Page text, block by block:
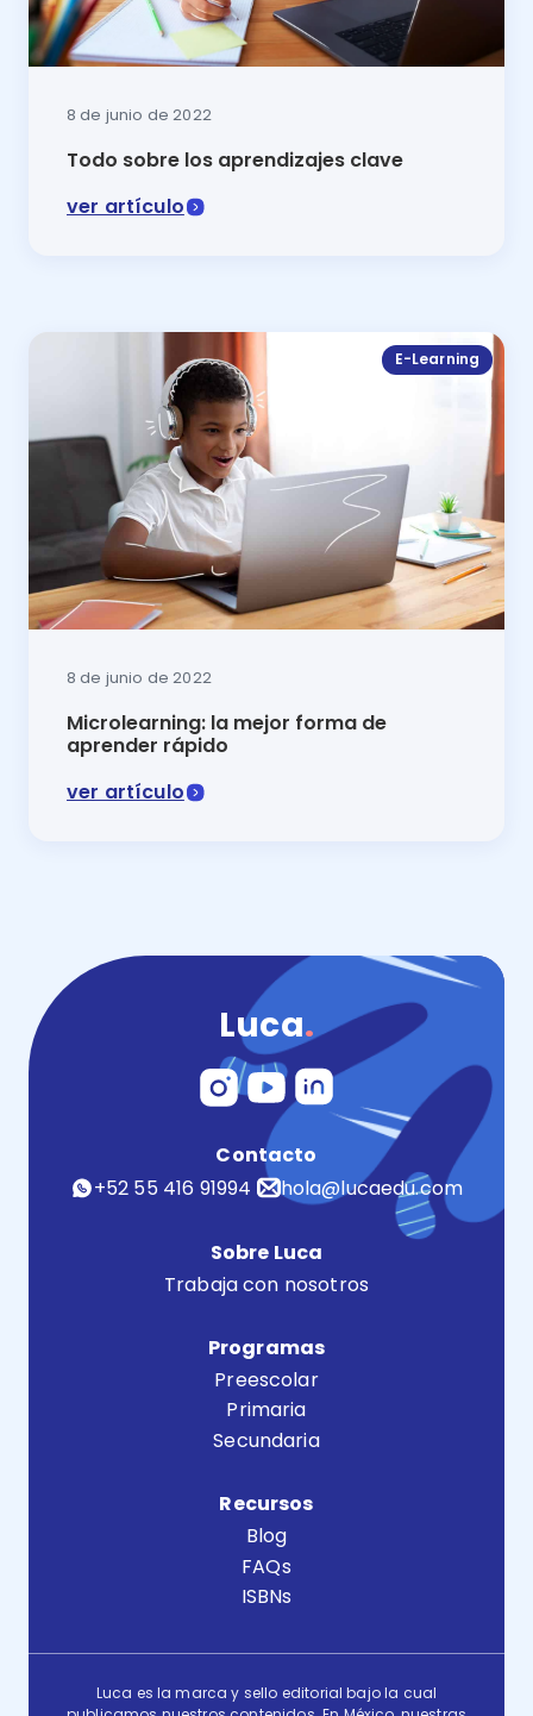
8 de junio de 2022
Todo sobre los aprendizajes clave
ver artículo
E-Learning
8 de junio de 2022
Microlearning: la mejor forma de
aprender rápido
ver artículo
Luca.
Contacto
+52 55 416 91994
hola@lucaedu.com
Sobre Luca
Trabaja con nosotros
Programas
Preescolar
Primaria
Secundaria
Recursos
Blog
FAQs
ISBNs
Luca es la marca y sello editorial bajo la cual